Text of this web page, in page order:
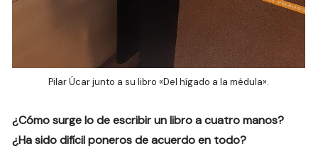
Pilar Úcar junto a su libro «Del hígado a la médula».
¿Cómo surge lo de escribir un libro a cuatro manos?
¿Ha sido difícil poneros de acuerdo en todo?